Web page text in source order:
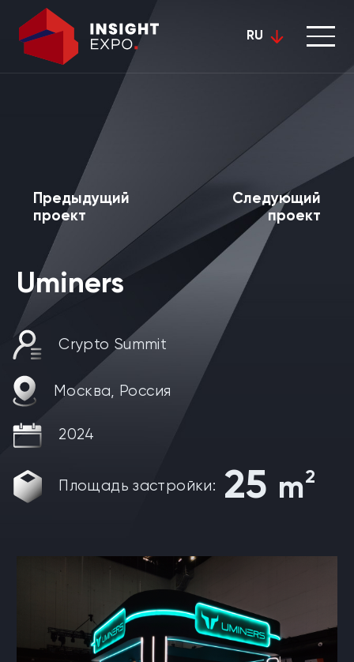
RU
Uminers
Crypto Summit
Москва, Россия
2024
Площадь застройки: 25 m2
Предыдущий
проект
Следующий
проект